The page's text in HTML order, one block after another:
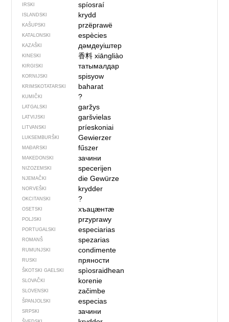
IRSKI spíosraí
ISLANDSKI krydd
KAŠUPSKI przëprawë
KATALONSKI espècies
KAZAŠKI дәмдеуіштер
KINESKI 香料xiāngliào
KIRGISKI татымалдар
KORNIJSKI spisyow
KRIMSKOTATARSKI baharat
KUMIČKI ?
LATGALSKI garžys
LATVIJSKI garšvielas
LITVANSKI príeskoniai
LUKSEMBURŠKI Gewierzer
MAĐARSKI fűszer
MAKEDONSKI зачини
NIZOZEMSKI specerijen
NJEMAČKI die Gewürze
NORVEŠKI krydder
OKCITANSKI ?
OSETSKI хъацӕнтӕ
POLJSKI przyprawy
PORTUGALSKI especiarias
ROMANŠ spezarias
RUMUNJSKI condimente
RUSKI пряности
ŠKOTSKI GAELSKI spìosraidhean
SLOVAČKI korenie
SLOVENSKI začimbe
ŠPANJOLSKI especias
SRPSKI зачини